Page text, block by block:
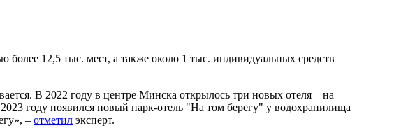
12,5 тыс. мест, а также около 1 тыс. индивидуальных средств
В 2022 году в центре Минска открылось три новых отеля – на
году появился новый парк-отель "На том берегу" у водохранилища
– отметил эксперт.